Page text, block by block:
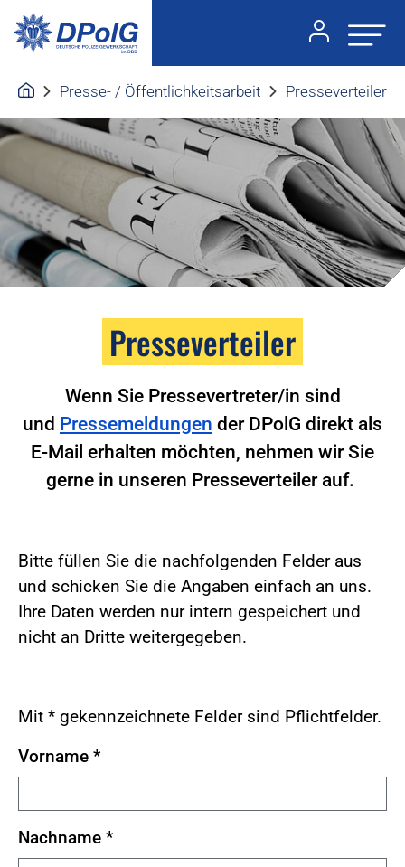
Presse- / Öffentlichkeitsarbeit Presseverteiler
Presseverteiler
Wenn Sie Pressevertreter/in sind
und Pressemeldungen der DPolG direkt als
E-Mail erhalten möchten, nehmen wir Sie
gerne in unseren Presseverteiler auf.
Bitte füllen Sie die nachfolgenden Felder aus
und schicken Sie die Angaben einfach an uns.
Ihre Daten werden nur intern gespeichert und
nicht an Dritte weitergegeben.
Mit * gekennzeichnete Felder sind Pflichtfelder.
Vorname *
Nachname *